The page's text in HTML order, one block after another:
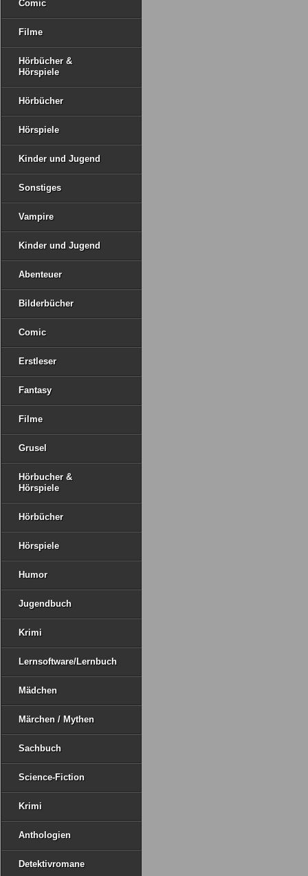
Comic
Filme
Hörbücher &
Hörspiele
Hörbücher
Hörspiele
Kinder und Jugend
Sonstiges
Vampire
Kinder und Jugend
Abenteuer
Bilderbücher
Comic
Erstleser
Fantasy
Filme
Grusel
Hörbucher &
Hörspiele
Hörbücher
Hörspiele
Humor
Jugendbuch
Krimi
Lernsoftware/Lernbuch
Mädchen
Märchen / Mythen
Sachbuch
Science-Fiction
Krimi
Anthologien
Detektivromane